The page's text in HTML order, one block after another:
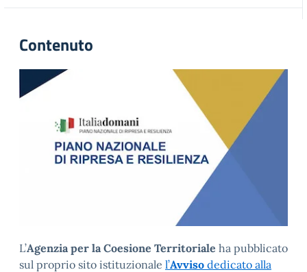
Contenuto
L’Agenzia per la Coesione Territoriale ha pubblicato
sul proprio sito istituzionale l’Avviso dedicato alla